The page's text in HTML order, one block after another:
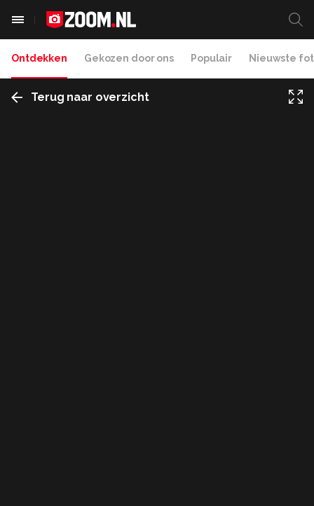
Ontdekken Gekozen door ons Populair Nieuwste
Terug naar overzicht